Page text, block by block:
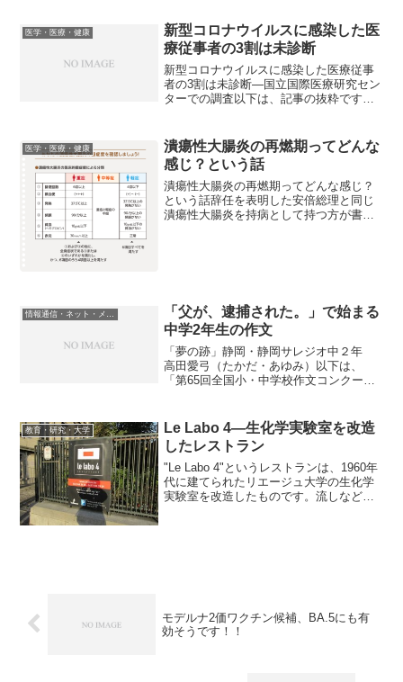
動と灰白質の体積や認識機能障害の関係
につ...
医学・医療・健康
新型コロナウイルスに感染した医
療従事者の3割は未診断
新型コロナウイルスに感染した医療従事
者の3割は未診断―国立国際医療研究セン
ターでの調査以下は、記事の抜粋です。
時点で4割近くの職員がこれまでに新型コ
ロナウイルスに...
医学・医療・健康
潰瘍性大腸炎の再燃期ってどんな
感じ？という話
潰瘍性大腸炎の再燃期ってどんな感じ？
という話辞任を表明した安倍総理と同じ
潰瘍性大腸炎を持病として持つ方が書い
「父が、逮捕された。」で始まる
中学2年生の作文
「夢の跡」静岡・静岡サレジオ中２年
高田愛弓（たかだ・あゆみ）以下は、
「第65回全国小・中学校作文コンクー
には家宅捜索が入った。毎日「いってき
ます」と「ただいま」を繰り...
教育・研究・大学
Le Labo 4―生化学実験室を改造
したレストラン
"Le Labo 4"というレストランは、1960年
代に建てられたリエージュ大学の生化学
実験室を改造したものです。流しなどの
モデルナ2価ワクチン候補、BA.5にも有
効そうです！！